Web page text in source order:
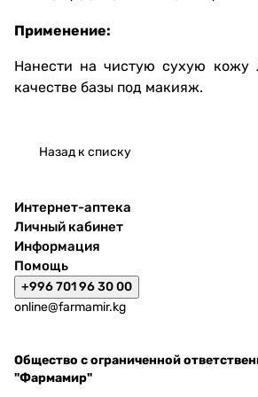
Применение:
Нанести на чистую сухую кожу
качестве базы под макияж.
Назад к списку
Интернет-аптека
Личный кабинет
Информация
Помощь
+996 701 96 30 00
online@farmamir.kg
Общество с ограниченной
"Фармамир"